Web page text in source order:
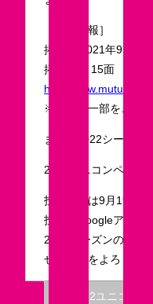
［陸奥新報］
掲載日 2021年9月16
掲載位置 15面
http://
※記事の一部をこち
また、2022シーズン
2022ユニコンペ最終
投票期間は9月19日(
投票はGoogleアカウ
2022シーズンのユニ
ぜひ投票をよろしく
2022ユニコン